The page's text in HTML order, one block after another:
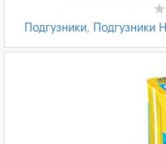
Подгузники, Подгузники